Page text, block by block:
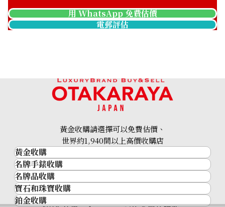
用 WhatsApp 免費估價
電郵評估
黃金收購請選擇可以免費估價、
世界約1,940間以上高價收購店
黃金收購
黃金･金條
金條
金幣及銀幣
過去十年黃金價格
名牌手錶收購
名牌手錶收購
勞力士 (Rolex)
Patek Philippe
名牌品收購
名牌品收購
HERMES
寶石和珠寶收購
寶石和珠寶
鉑金收購